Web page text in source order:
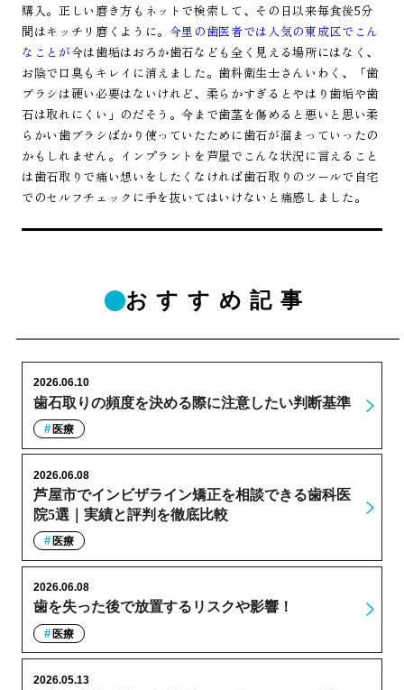
購入。正しい磨き方もネットで検索して、その日以来毎食後5分
間はキッチリ磨くように。 今里の歯医者では人気の東成区でこん
なことが今は歯垢はおろか歯石なども全く見える場所にはなく、
お陰で口臭もキレイに消えました。歯科衛生士さんいわく、「歯
ブラシは硬い必要はないけれど、柔らかすぎるとやはり歯垢や歯
石は取れにくい」のだそう。今まで歯茎を傷めると悪いと思い柔
らかい歯ブラシばかり使っていたために歯石が溜まっていったの
かもしれません。インプラントを芦屋でこんな状況に言えること
は歯石取りで痛い想いをしたくなければ歯石取りのツールで自宅
でのセルフチェックに手を抜いてはいけないと痛感しました。
おすすめ記事
歯石取りの頻度を決める際に注意したい判断基準
2026.06.10
医療
芦屋市でインビザライン矯正を相談できる歯科医
院5選｜実績と評判を徹底比較
2026.06.08
医療
歯を失った後で放置するリスクや影響！
2026.06.08
医療
2026.05.13